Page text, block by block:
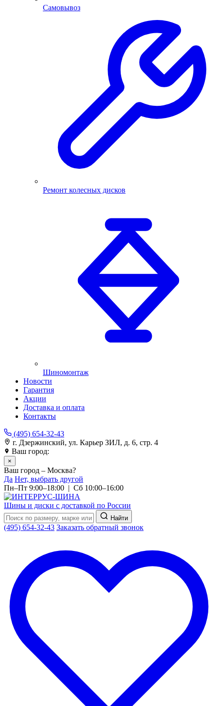
Самовывоз
Ремонт колесных дисков
Шиномонтаж
Новости
Гарантия
Акции
Доставка и оплата
Контакты
(495) 654-32-43
г. Дзержинский, ул. Карьер ЗИЛ, д. 6, стр. 4
Ваш город:
×
Ваш город – Москва?
Да Нет, выбрать другой
Пн–Пт 9:00–18:00 | Сб 10:00–16:00
Шины и диски с доставкой по России
Найти
(495) 654-32-43 Заказать обратный звонок